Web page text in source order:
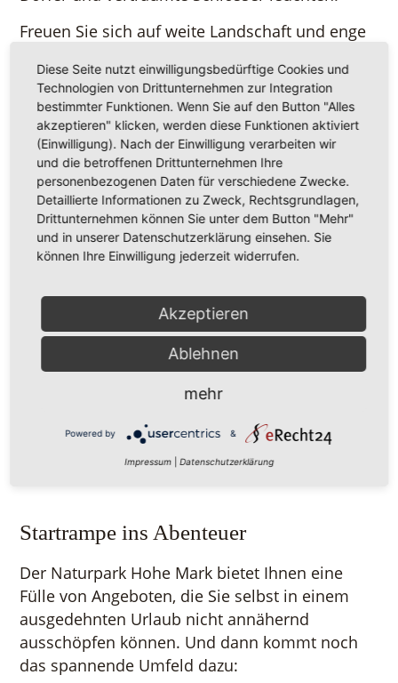
Freuen Sie sich auf weite Landschaft und enge
Gaststuben. Durchstreifen Sie zu Fuß, per Rad
oder auf dem Rücken eines Pferdes die
ausgedehnten Wälder der Haard, der "kleinen"
Hohe Mark, der Üfter Mark, des Dämmerwaldes
und des Diesfordter Forstes. Machen Sie Rast in
hübschen Gaststuben, gemütlichen Bauernhof-
Cafés oder Top-Restaurants.
Im Norden geht die sanfte Dünung des
flache Kulturlandschaft des Münterlandes über,
wo insbesondere Radler und Schlösserfreunde,
aber auch Reiter auf ihre Kosten kommen. Im
Süden ragt der Naturpark Hohe Mark an das so
genannte "Ruhrgebiet" mit seinen ganz
"Industriekultur".
Startrampe ins Abenteuer
Der Naturpark Hohe Mark bietet Ihnen eine
Fülle von Angeboten, die Sie selbst in einem
ausgedehnten Urlaub nicht annähernd
ausschöpfen können. Und dann kommt noch
das spannende Umfeld dazu:
Diese Seite nutzt einwilligungsbedürftige Cookies und
Technologien von Drittunternehmen zur Integration
bestimmter Funktionen. Wenn Sie auf den Button "Alles
akzeptieren" klicken, werden diese Funktionen aktiviert
(Einwilligung). Nach der Einwilligung verarbeiten wir
und die betroffenen Drittunternehmen Ihre
personenbezogenen Daten für verschiedene Zwecke.
Detaillierte Informationen zu Zweck, Rechtsgrundlagen,
Drittunternehmen können Sie unter dem Button "Mehr"
und in unserer Datenschutzerklärung einsehen. Sie
können Ihre Einwilligung jederzeit widerrufen.
Akzeptieren
Ablehnen
mehr
Powered by &
Impressum Datenschutzerklärung